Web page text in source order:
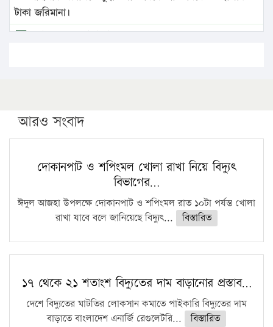
টাকা জরিমানা।
এবার লঞ্চের ভাড়া বাড়ল
পিএইচডি করছেন কুয়েটের কৃতি…
সারা দেশে বজ্রাঘাতে ১৪ জনের প্রাণহানি
কঠোর হচ্ছে এসএসসি ও এইচএসসি পরীক্ষা
ফরিদগঞ্জে আগুনে পুড়লো ৬ ব্যবসা প্রতিষ্ঠান
আরও সংবাদ
দোকানপাট ও শপিংমল খোলা রাখা নিয়ে বিদ্যুৎ
বিভাগের…
ঈদুল আজহা উপলক্ষে দোকানপাট ও শপিংমল রাত ১০টা পর্যন্ত খোলা
রাখা যাবে বলে জানিয়েছে বিদ্যুৎ...
বিস্তারিত
১৭ থেকে ২১ শতাংশ বিদ্যুতের দাম বাড়ানোর প্রস্তাব…
দেশে বিদ্যুতের ঘাটতির লোকসান কমাতে পাইকারি বিদ্যুতের দাম
বাড়াতে বাংলাদেশ এনার্জি রেগুলেটরি...
বিস্তারিত